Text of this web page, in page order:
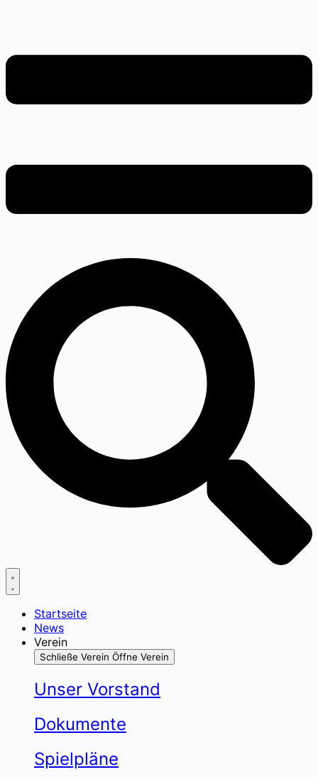
Startseite
News
Verein
Schließe Verein Öffne Verein
Unser Vorstand
Dokumente
Spielpläne